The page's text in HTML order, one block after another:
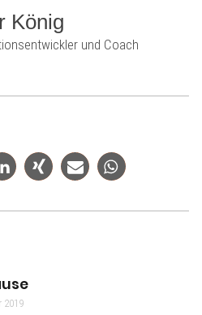
König
und Coach
2019